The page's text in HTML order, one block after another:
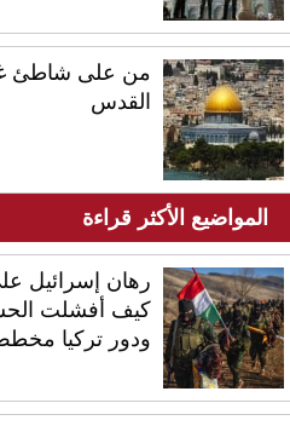
من على شاطئ
القدس
المواضيع الأكثر قراءة
رهان إسرائيل
كيف أفشلت
ودور تركيا